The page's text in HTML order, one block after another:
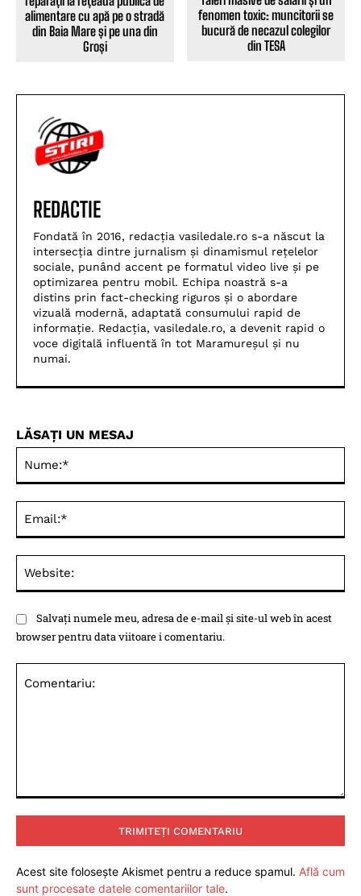
alimentare cu apă pe o stradă
din Baia Mare și pe una din
Groși
fenomen toxic: muncitorii se
bucură de necazul colegilor
din TESA
REDACTIE
Fondată în 2016, redacția vasiledale.ro s-a născut la
intersecția dintre jurnalism și dinamismul rețelelor
sociale, punând accent pe formatul video live și pe
optimizarea pentru mobil. Echipa noastră s-a
distins prin fact-checking riguros și o abordare
vizuală modernă, adaptată consumului rapid de
informație. Redacția, vasiledale.ro, a devenit rapid o
voce digitală influentă în tot Maramureșul și nu
numai.
LĂSAȚI UN MESAJ
Salvați numele meu, adresa de e-mail și site-ul web în acest
browser pentru data viitoare i comentariu.
Acest site folosește Akismet pentru a reduce spamul. Află cum
sunt procesate datele comentariilor tale.